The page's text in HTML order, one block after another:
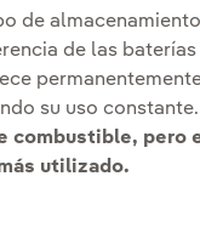
de
de las baterías
su uso constante.
combustible, pero
utilizado.